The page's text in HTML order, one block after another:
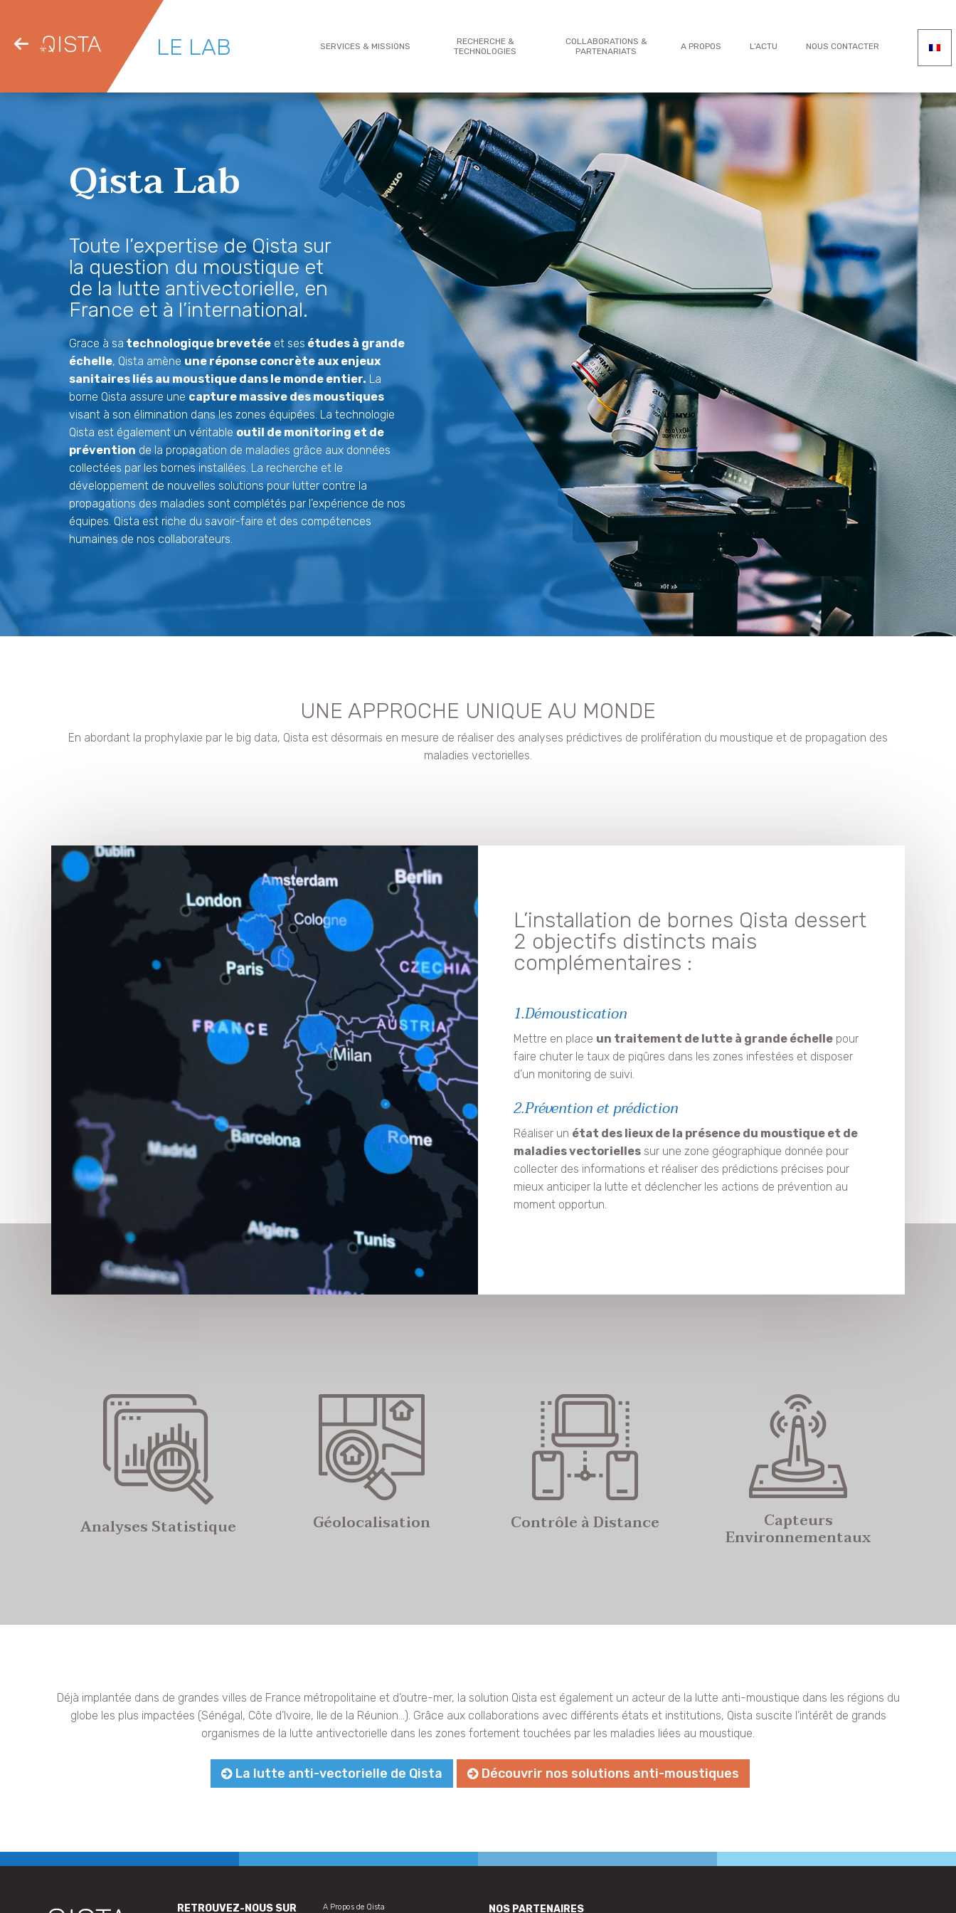
LE LAB SERVICES & MISSIONS
RECHERCHE &
TECHNOLOGIES
COLLABORATIONS &
PARTENARIATS
A PROPOS L’ACTU NOUS CONTACTER
Qista Lab
Toute l’expertise de Qista sur
la question du moustique et
de la lutte antivectorielle, en
France et à l’international.
Grace à sa technologique brevetée et ses études à grande
échelle, Qista amène une réponse concrète aux enjeux
sanitaires liés au moustique dans le monde entier. La
borne Qista assure une capture massive des moustiques
visant à son élimination dans les zones équipées. La technologie
Qista est également un véritable outil de monitoring et de
prévention de la propagation de maladies grâce aux données
collectées par les bornes installées. La recherche et le
développement de nouvelles solutions pour lutter contre la
propagations des maladies sont complétés par l’expérience de nos
équipes. Qista est riche du savoir-faire et des compétences
humaines de nos collaborateurs.
UNE APPROCHE UNIQUE AU MONDE
En abordant la prophylaxie par le big data, Qista est désormais en mesure de réaliser des analyses prédictives de prolifération du moustique et de propagation des
maladies vectorielles.
L’installation de bornes Qista dessert
2 objectifs distincts mais
complémentaires :
1.Démoustication
Mettre en place un traitement de lutte à grande échelle pour
faire chuter le taux de piqûres dans les zones infestées et disposer
d’un monitoring de suivi.
2.Prévention et prédiction
Réaliser un état des lieux de la présence du moustique et de
maladies vectorielles sur une zone géographique donnée pour
collecter des informations et réaliser des prédictions précises pour
mieux anticiper la lutte et déclencher les actions de prévention au
moment opportun.
Analyses Statistique Géolocalisation Contrôle à Distance Capteurs
Environnementaux
Déjà implantée dans de grandes villes de France métropolitaine et d’outre-mer, la solution Qista est également un acteur de la lutte anti-moustique dans les régions du
globe les plus impactées (Sénégal, Côte d’Ivoire, Ile de la Réunion…). Grâce aux collaborations avec différents états et institutions, Qista suscite l’intérêt de grands
organismes de la lutte antivectorielle dans les zones fortement touchées par les maladies liées au moustique.
La lutte anti-vectorielle de Qista Découvrir nos solutions anti-moustiques
RETROUVEZ-NOUS SUR A Propos de Qista NOS PARTENAIRES